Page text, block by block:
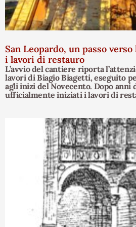
San Leopardo, un passo
i lavori di restauro
L’avvio del cantiere riporta
lavori di Biagio Biagetti, eseguito
agli inizi del Novecento. Dopo anni
ufficialmente iniziati i lavori di